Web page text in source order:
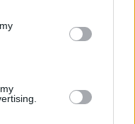
Presente un
o 2 notti massimo.
(energia elettrica